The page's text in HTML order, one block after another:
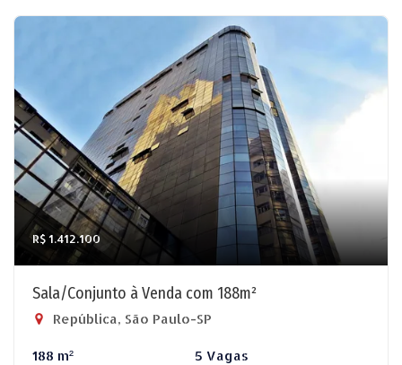
R$ 1.412.100
Sala/Conjunto à Venda com 188m²
República, São Paulo-SP
188 m² 5 Vagas